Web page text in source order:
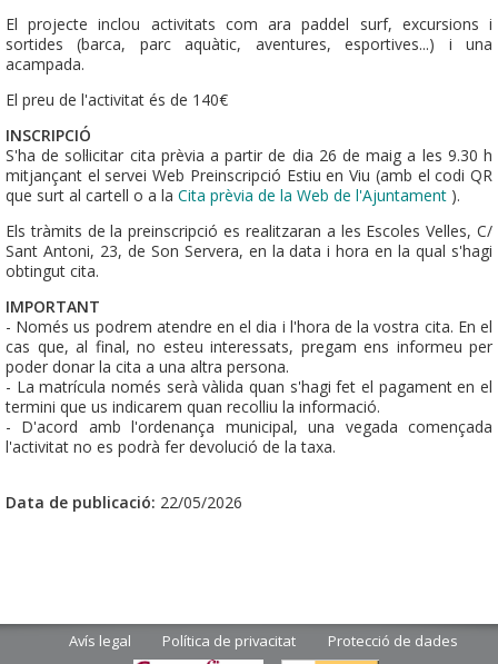
El projecte inclou activitats com ara paddel surf, excursions i
sortides (barca, parc aquàtic, aventures, esportives...) i una
acampada.
El preu de l'activitat és de 140€
INSCRIPCIÓ
S'ha de sol·licitar cita prèvia a partir de dia 26 de maig a les 9.30 h
mitjançant el servei Web Preinscripció Estiu en Viu (amb el codi QR
que surt al cartell o a la Cita prèvia de la Web de l'Ajuntament ).
Els tràmits de la preinscripció es realitzaran a les Escoles Velles, C/
Sant Antoni, 23, de Son Servera, en la data i hora en la qual s'hagi
obtingut cita.
IMPORTANT
- Només us podrem atendre en el dia i l'hora de la vostra cita. En el
cas que, al final, no esteu interessats, pregam ens informeu per
poder donar la cita a una altra persona.
- La matrícula només serà vàlida quan s'hagi fet el pagament en el
termini que us indicarem quan recolliu la informació.
- D'acord amb l'ordenança municipal, una vegada començada
l'activitat no es podrà fer devolució de la taxa.
Data de publicació: 22/05/2026
Avís legal Política de privacitat Protecció de dades